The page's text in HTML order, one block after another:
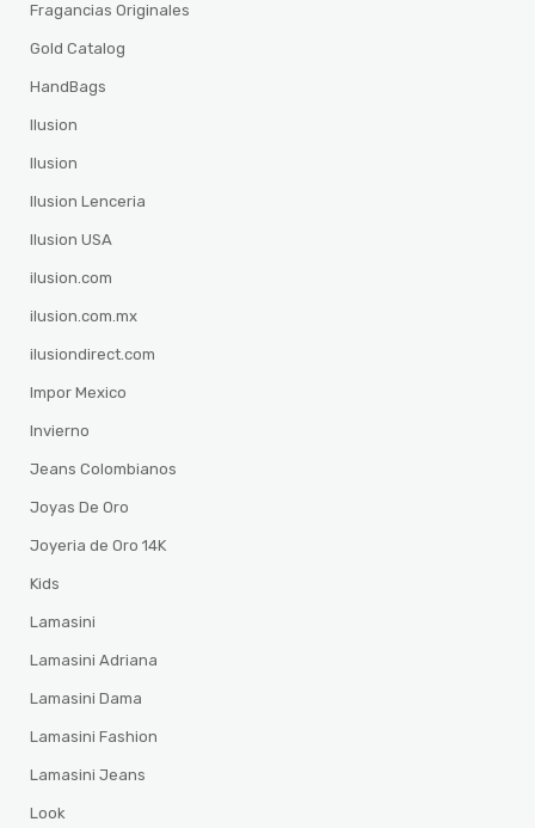
Fragancias Originales
Gold Catalog
HandBags
Ilusion
Ilusion
Ilusion Lenceria
Ilusion USA
ilusion.com
ilusion.com.mx
ilusiondirect.com
Impor Mexico
Invierno
Jeans Colombianos
Joyas De Oro
Joyeria de Oro 14K
Kids
Lamasini
Lamasini Adriana
Lamasini Dama
Lamasini Fashion
Lamasini Jeans
Look